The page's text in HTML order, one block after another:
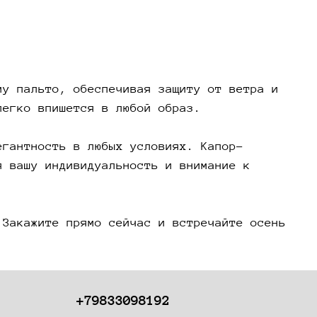
пальто, обеспечивая защиту от ветра и
впишется в любой образ.
в любых условиях. Капор-
индивидуальность и внимание к
прямо сейчас и встречайте осень
+79833098192